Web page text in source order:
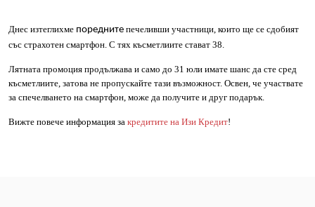
Днес изтеглихме поредните печеливши участници, които ще се сдобият
със страхотен смартфон. С тях късметлиите стават 38.
Лятната промоция продължава и само до 31 юли имате шанс да сте сред
късметлиите, затова не пропускайте тази възможност. Освен, че участвате
за спечелването на смартфон, може да получите и друг подарък.
Вижте повече информация за кредитите на Изи Кредит!